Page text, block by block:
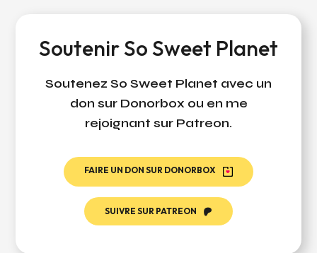
Soutenir So Sweet Planet
Soutenez So Sweet Planet avec un
don sur Donorbox ou en me
rejoignant sur Patreon.
FAIRE UN DON SUR DONORBOX
SUIVRE SUR PATREON